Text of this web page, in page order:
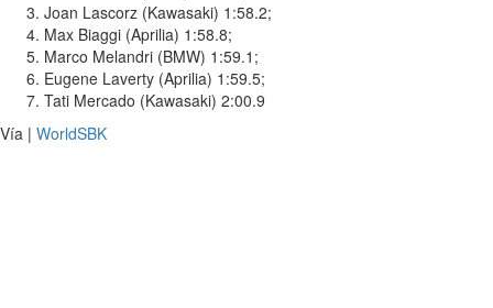
Joan Lascorz (Kawasaki) 1:58.2;
Max Biaggi (Aprilia) 1:58.8;
Marco Melandri (BMW) 1:59.1;
Eugene Laverty (Aprilia) 1:59.5;
Tati Mercado (Kawasaki) 2:00.9
Vía | WorldSBK